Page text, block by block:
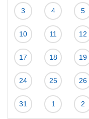
3 4 5
10 11 12
17 18 19
24 25 26
31 1 2